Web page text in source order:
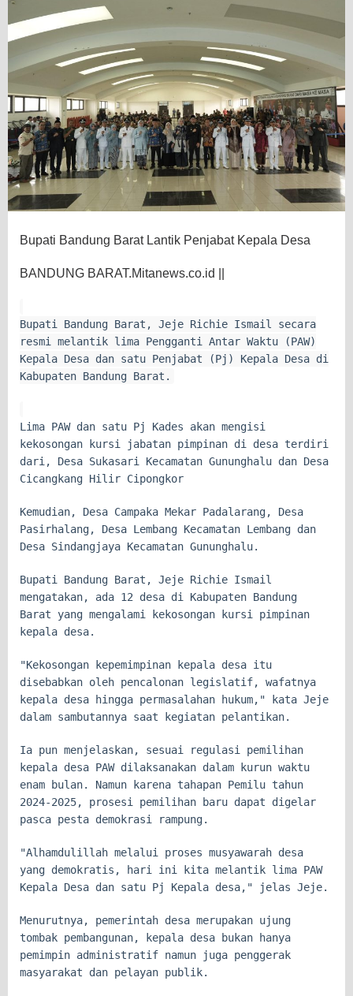
Bupati Bandung Barat Lantik Penjabat Kepala Desa
BANDUNG BARAT.Mitanews.co.id ||
Bupati Bandung Barat, Jeje Richie Ismail secara
resmi melantik lima Pengganti Antar Waktu (PAW)
Kepala Desa dan satu Penjabat (Pj) Kepala Desa di
Kabupaten Bandung Barat.
Lima PAW dan satu Pj Kades akan mengisi
kekosongan kursi jabatan pimpinan di desa terdiri
dari, Desa Sukasari Kecamatan Gununghalu dan Desa
Cicangkang Hilir Cipongkor
Kemudian, Desa Campaka Mekar Padalarang, Desa
Pasirhalang, Desa Lembang Kecamatan Lembang dan
Desa Sindangjaya Kecamatan Gununghalu.
Bupati Bandung Barat, Jeje Richie Ismail
mengatakan, ada 12 desa di Kabupaten Bandung
Barat yang mengalami kekosongan kursi pimpinan
kepala desa.
"Kekosongan kepemimpinan kepala desa itu
disebabkan oleh pencalonan legislatif, wafatnya
kepala desa hingga permasalahan hukum," kata Jeje
dalam sambutannya saat kegiatan pelantikan.
Ia pun menjelaskan, sesuai regulasi pemilihan
kepala desa PAW dilaksanakan dalam kurun waktu
enam bulan. Namun karena tahapan Pemilu tahun
2024-2025, prosesi pemilihan baru dapat digelar
pasca pesta demokrasi rampung.
"Alhamdulillah melalui proses musyawarah desa
yang demokratis, hari ini kita melantik lima PAW
Kepala Desa dan satu Pj Kepala desa," jelas Jeje.
Menurutnya, pemerintah desa merupakan ujung
tombak pembangunan, kepala desa bukan hanya
pemimpin administratif namun juga penggerak
masyarakat dan pelayan publik.